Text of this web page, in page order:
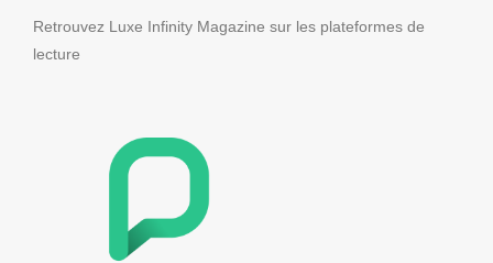
Retrouvez Luxe Infinity Magazine sur les plateformes de
lecture